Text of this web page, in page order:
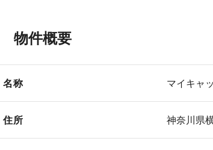
物件概要
名称 マイキャ
住所 神奈川県